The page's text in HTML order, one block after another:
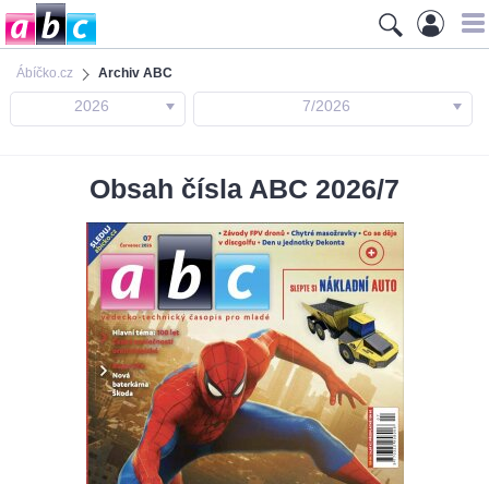
Ábíčko.cz Archiv ABC
2026 7/2026
Obsah čísla ABC 2026/7